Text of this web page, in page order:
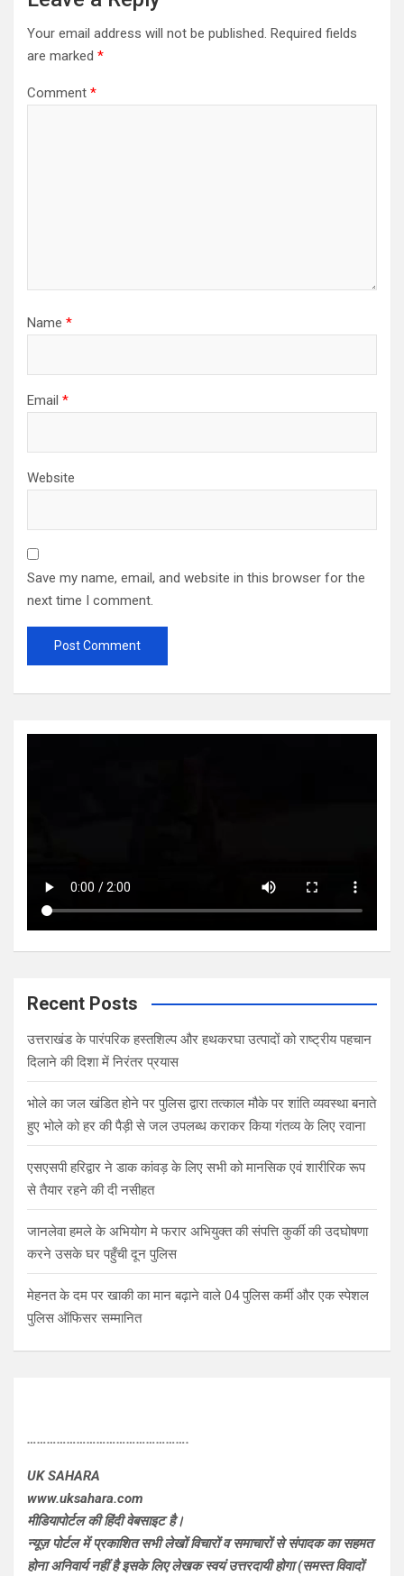
Your email address will not be published. Required fields
are marked *
Comment *
Name *
Email *
Website
Save my name, email, and website in this browser for the
next time I comment.
Recent Posts
उत्तराखंड के पारंपरिक हस्तशिल्प और हथकरघा उत्पादों को राष्ट्रीय पहचान
दिलाने की दिशा में निरंतर प्रयास
भोले का जल खंडित होने पर पुलिस द्वारा तत्काल मौके पर शांति व्यवस्था बनाते
हुए भोले को हर की पैड़ी से जल उपलब्ध कराकर किया गंतव्य के लिए रवाना
एसएसपी हरिद्वार ने डाक कांवड़ के लिए सभी को मानसिक एवं शारीरिक रूप
से तैयार रहने की दी नसीहत
जानलेवा हमले के अभियोग मे फरार अभियुक्त की संपत्ति कुर्की की उदघोषणा
करने उसके घर पहुँची दून पुलिस
मेहनत के दम पर खाकी का मान बढ़ाने वाले 04 पुलिस कर्मी और एक स्पेशल
पुलिस ऑफिसर सम्मानित
………………………………………….
UK SAHARA
www.uksahara.com
मीडियापोर्टल की हिंदी वेबसाइट है।
न्यूज़ पोर्टल में प्रकाशित सभी लेखों विचारों व समाचारों से संपादक का सहमत
होना अनिवार्य नहीं है इसके लिए लेखक स्वयं उत्तरदायी होगा (समस्त विवादों